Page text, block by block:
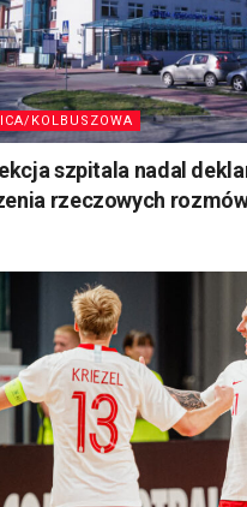
KOLBUSZOWA
szpitala nadal
rzeczowych